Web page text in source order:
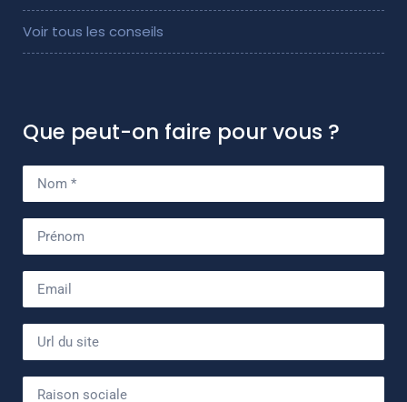
Voir tous les conseils
Que peut-on faire pour vous ?